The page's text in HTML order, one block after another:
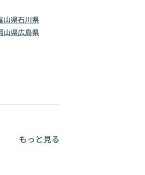
山県石川県
山県広島県
もっと見る